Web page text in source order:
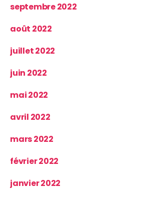
septembre 2022
août 2022
juillet 2022
juin 2022
mai 2022
avril 2022
mars 2022
février 2022
janvier 2022